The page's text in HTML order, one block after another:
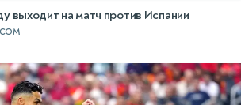
выходит на матч против Испании